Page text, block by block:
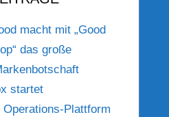
macht mit „Good
das große
startet
Plattform